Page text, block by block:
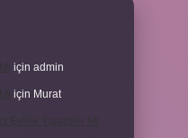
için admin
için Murat